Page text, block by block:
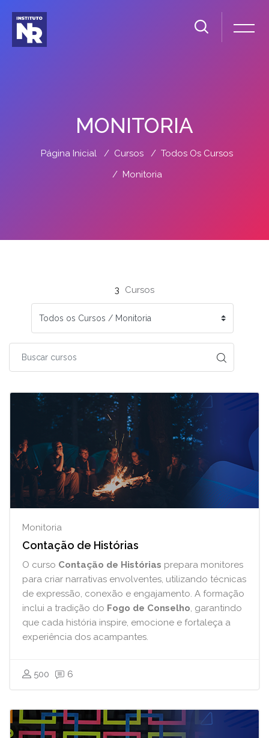
MONITORIA
Página Inicial Cursos
Todos Os Cursos
Monitoria
3 Cursos
Monitoria
Contação de Histórias
O curso Contação de Histórias prepara monitores
para criar narrativas envolventes, utilizando técnicas
de expressão, conexão e engajamento. A formação
inclui a tradição do Fogo de Conselho, garantindo
que cada história inspire, emocione e fortaleça a
experiência dos acampantes.
500 6